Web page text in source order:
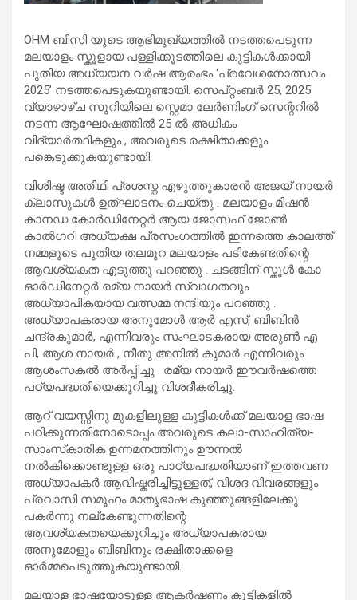
OHM ബിസി യുടെ ആഭിമുഖ്യത്തിൽ നടത്തപെടുന്ന
മലയാളം സ്കൂളായ പള്ളിക്കൂടത്തിലെ കുട്ടികൾക്കായി
പുതിയ അധ്യയന വർഷ ആരംഭം ‘പ്രവേശനോത്സവം
2025’ നടത്തപെടുകയുണ്ടായി. സെപ്റ്റംബർ 25, 2025
വ്യാഴാഴ്ച സുറിയിലെ സ്റ്റെമാ ലേർണിംഗ് സെന്ററിൽ
നടന്ന ആഘോഷത്തിൽ 25 ൽ അധികം
വിദ്യാർത്ഥികളും , അവരുടെ രക്ഷിതാക്കളും
പങ്കെടുക്കുകയുണ്ടായി.
വിശിഷ്ട അതിഥി പ്രശസ്ത എഴുത്തുകാരൻ അജയ് നായർ
ക്ലാസുകൾ ഉത്‌ഘാടനം ചെയ്തു . മലയാളം മിഷൻ
കാനഡ കോർഡിനേറ്റർ ആയ ജോസഫ് ജോൺ
കാൽഗറി അധ്യക്ഷ പ്രസംഗത്തിൽ ഇന്നത്തെ കാലത്ത്
നമ്മളുടെ പുതിയ തലമുറ മലയാളം പടികേണ്ടതിന്റെ
ആവശ്യകത എടുത്തു പറഞ്ഞു . ചടങ്ങിന് സ്കൂൾ കോ
ഓർഡിനേറ്റർ രമ്യ നായർ സ്വാഗതവും
അധ്യാപികയായ വത്സമ്മ നന്ദിയും പറഞ്ഞു .
അധ്യാപകരായ അനുമോൾ ആർ എസ്, ബിബിൻ
ചന്ദ്രകുമാർ, എന്നിവരും സംഘാടകരായ അരുൺ എ
പി, ആശ നായർ , നീതു അനിൽ കുമാർ എന്നിവരും
ആശംസകൽ അർപ്പിച്ചു . രമ്യ നായർ ഈവർഷത്തെ
പഠ്യപദ്ധതിയെക്കുറിച്ചു വിശദീകരിച്ചു.
ആറ് വയസ്സിനു മുകളിലുള്ള കുട്ടികൾക്ക് മലയാള ഭാഷ
പഠിക്കുന്നതിനോടൊപ്പം അവരുടെ കലാ-സാഹിത്യ-
സാംസ്‌കാരിക ഉന്നമനത്തിനും ഊന്നൽ
നൽകിക്കൊണ്ടുള്ള ഒരു പാഠ്യപദ്ധതിയാണ് ഇത്തവണ
അധ്യാപകർ ആവിഷ്കരിച്ചിട്ടുള്ളത്, വിശദ വിവരങ്ങളും
പ്രവാസി സമൂഹം മാതൃഭാഷ കുഞ്ഞുങ്ങളിലേക്കു
പകർന്നു നല്കേണ്ടുന്നതിന്റെ
ആവശ്യകതയെക്കുറിച്ചും അധ്യാപകരായ
അനുമോളും ബിബിനും രക്ഷിതാക്കളെ
ഓർമ്മപെടുത്തുകയുണ്ടായി.
മലയാള ഭാഷയോടുള്ള ആകർഷണം കുട്ടികളിൽ